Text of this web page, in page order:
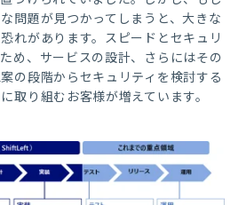
問題が見つかってしまうと、大きな
れがあります。スピードとセキュリ
め、サービスの設計、さらにはその
の段階からセキュリティを検討する
取り組むお客様が増えています。